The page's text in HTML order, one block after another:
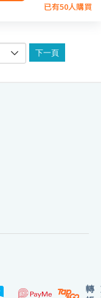
已有50人購買
下一頁
轉